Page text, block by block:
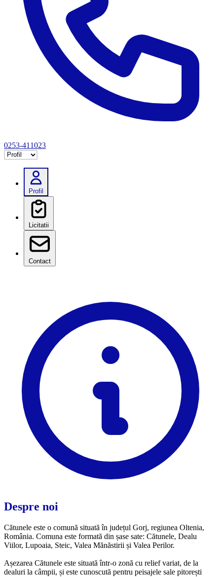
0253-411023
Selectează tab
Profil
Licitatii
Contact
Despre noi
Cătunele este o comună situată în județul Gorj, regiunea Oltenia,
România. Comuna este formată din șase sate: Cătunele, Dealu
Viilor, Lupoaia, Steic, Valea Mănăstirii și Valea Perilor.
Așezarea Cătunele este situată într-o zonă cu relief variat, de la
dealuri la câmpii, și este cunoscută pentru peisajele sale pitorești